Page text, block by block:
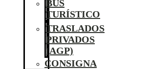
BUS
TURÍSTICO
TRASLADOS
PRIVADOS
(AGP)
CONSIGNA